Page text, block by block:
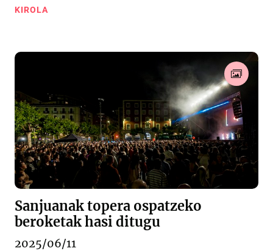
KIROLA
Sanjuanak topera ospatzeko
beroketak hasi ditugu
2025/06/11